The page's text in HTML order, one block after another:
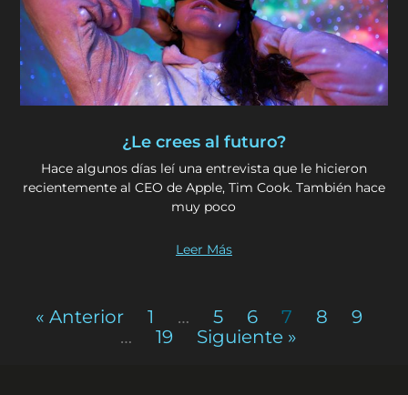
¿Le crees al futuro?
Hace algunos días leí una entrevista que le hicieron
recientemente al CEO de Apple, Tim Cook. También hace
muy poco
Leer Más
« Anterior 1 … 5 6 7 8
9
…
19 Siguiente »